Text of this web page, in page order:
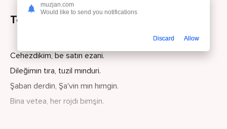
Текст песни
Cehezdikim, be satın ezani.
Dileğimın tıra, tuzil mınduri.
Şaban derdin, Şa'vin mın hımgin.
Bina vetea, her rojdı bımşin.
muzjan.com
Would like to send you notifications
Discard Allow